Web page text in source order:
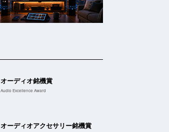
オーディオ銘機賞
Audio Excellence Award
オーディオアクセサリー銘機賞